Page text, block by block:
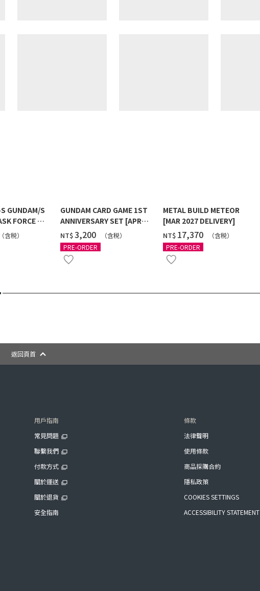
GUNDAM/S
FORCE α
月發送]
（含税）
GUNDAM CARD GAME 1ST
ANNIVERSARY SET [APR
2027 DELIVERY]
NT$‌3,200
（含税）
PRE-ORDER
METAL BUILD METEOR
[MAR 2027 DELIVERY]
NT$ ‌17,370
（含税）
PRE-ORDER
返回頁首
用戶指南
常見問題
聯繫我們
付款方式
關於運送
關於退貨
安全指南
條款
法律聲明
使用條款
商品採購合約
隱私政策
COOKIES SETTINGS
ACCESSIBILITY STATEMENT